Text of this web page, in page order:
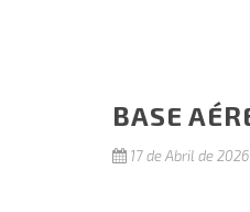
BASE
17 de Abril de 2026